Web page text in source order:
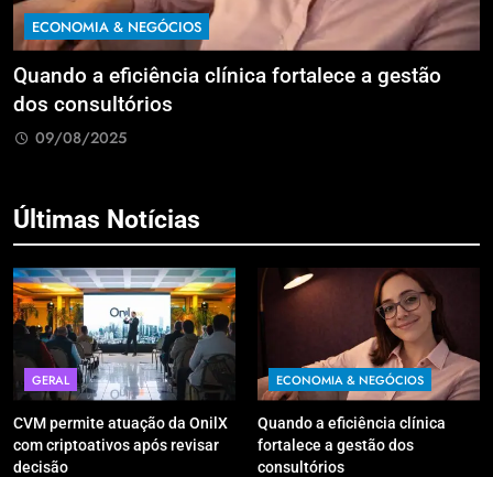
ECONOMIA & NEGÓCIOS
Reforma Tributária: sua empresa pagará mais
imposto sobre lucros e dividendos?
09/08/2025
Últimas Notícias
GERAL
CVM permite atuação da OnilX
com criptoativos após revisar
decisão
ECONOMIA & NEGÓCIOS
Quando a eficiência clínica
fortalece a gestão dos
consultórios